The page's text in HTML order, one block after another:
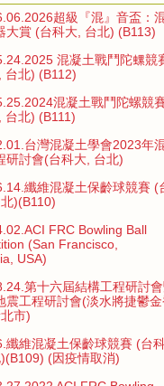
超級『混』音盃：
大賞 (台科大, 台北) (B113)
混凝土戰鬥陀螺競
台北) (B112)
混凝土戰鬥陀螺競
台北) (B111)
台灣混凝土學會2023年
研討會(台科大, 台北)
纖維混凝土保齡球競賽 (
)(B110)
FRC Bowling Ball
(San Francisco,
USA)
第十六屆結構工程研討
震工程研討會(淡水將捷鬱金
市)
纖維混凝土保齡球競賽 (台
(因疫情取消)